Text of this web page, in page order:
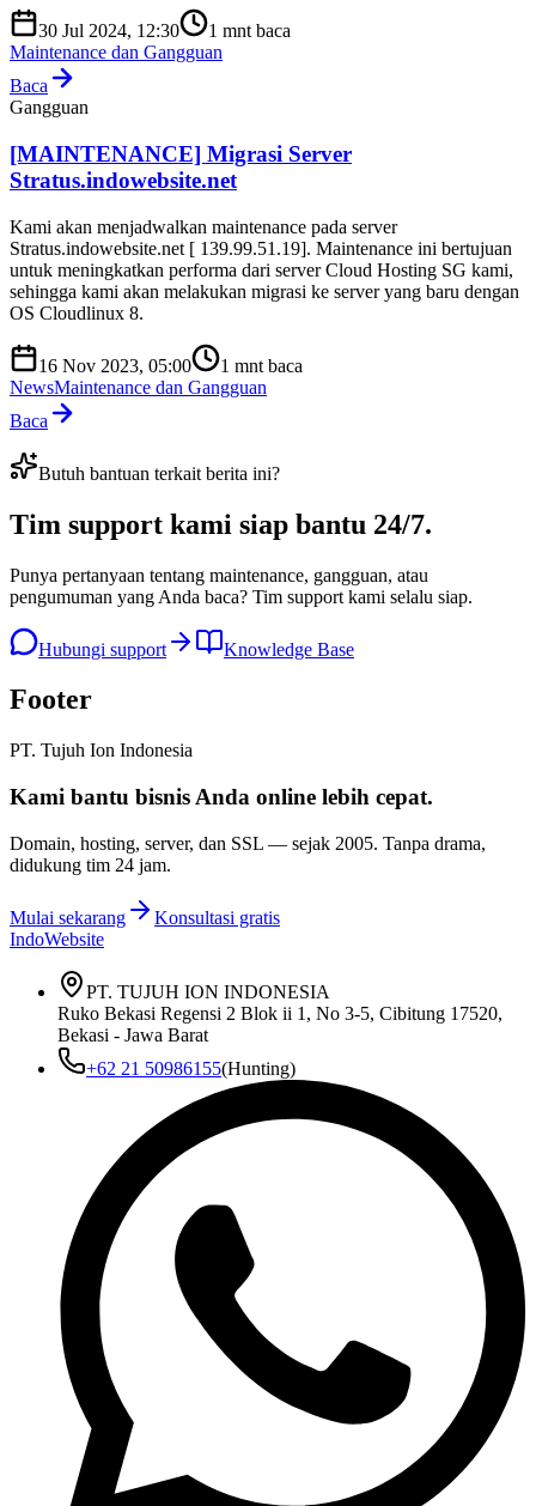
30 Jul 2024, 12:30 1 mnt baca
Maintenance dan Gangguan
Baca
Gangguan
[MAINTENANCE] Migrasi Server
Stratus.indowebsite.net
Kami akan menjadwalkan maintenance pada server
Stratus.indowebsite.net [ 139.99.51.19]. Maintenance ini bertujuan
untuk meningkatkan performa dari server Cloud Hosting SG kami,
sehingga kami akan melakukan migrasi ke server yang baru dengan
OS Cloudlinux 8.
16 Nov 2023, 05:00 1 mnt baca
NewsMaintenance dan Gangguan
Baca
Butuh bantuan terkait berita ini?
Tim support kami siap bantu 24/7.
Punya pertanyaan tentang maintenance, gangguan, atau
pengumuman yang Anda baca? Tim support kami selalu siap.
Hubungi support Knowledge Base
Footer
PT. Tujuh Ion Indonesia
Kami bantu bisnis Anda online lebih cepat.
Domain, hosting, server, dan SSL — sejak 2005. Tanpa drama,
didukung tim 24 jam.
Mulai sekarang
Konsultasi gratis
IndoWebsite
PT. TUJUH ION INDONESIA
Ruko Bekasi Regensi 2 Blok ii 1, No 3-5, Cibitung 17520,
Bekasi - Jawa Barat
+62 21 50986155(Hunting)